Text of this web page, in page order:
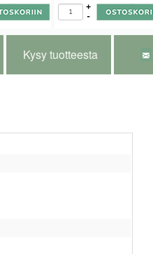
-
+
Kysy tuotteesta